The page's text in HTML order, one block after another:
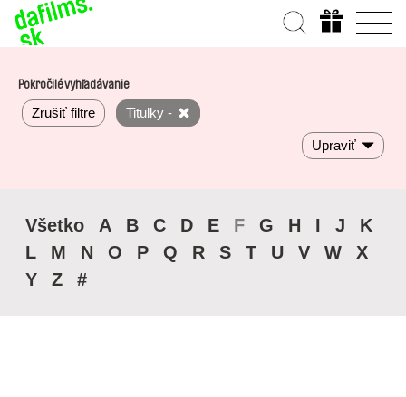
Pokročilé vyhľadávanie
Zrušiť filtre Titulky -
Upraviť
Všetko A B C D E F G H I J
K
L
M N O P Q R S T U V W
X
Y
Z #